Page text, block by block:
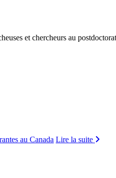
et chercheurs au
au Canada Lire la suite